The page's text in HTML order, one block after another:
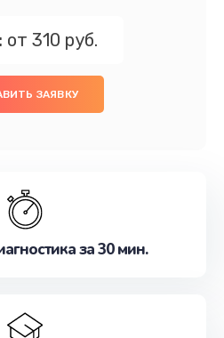
от 310 руб.
ЗАЯВКУ
за 30 мин.